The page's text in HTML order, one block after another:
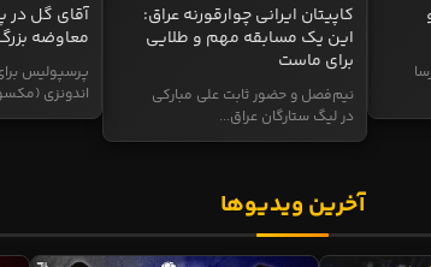
کاپیتان ایرانی چوارقورنه عراق:
این یک مسابقه مهم و طلایی
برای ماست
نیم‌فصل و حضور ثابت علی مبارکی
در لیگ ستارگان عراق...
آقای گل در
معاوضه
پرسپولیس
اندونزی
آخرین ویدیوها